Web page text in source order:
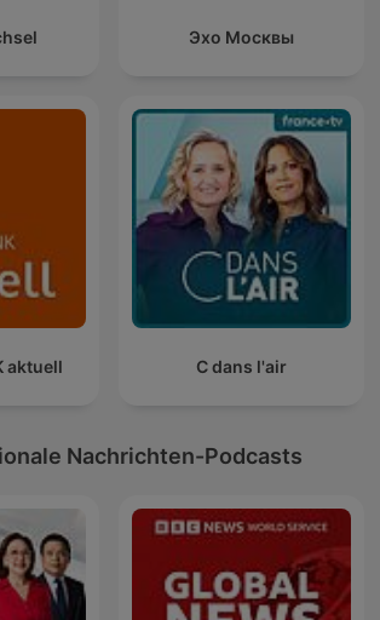
Эхо Москвы
aktuell C dans l'air
Nachrichten-Podcasts